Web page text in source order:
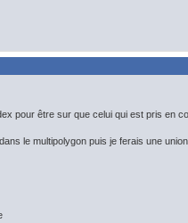
pour être sur que celui qui est pris en
le multipolygon puis je ferais une